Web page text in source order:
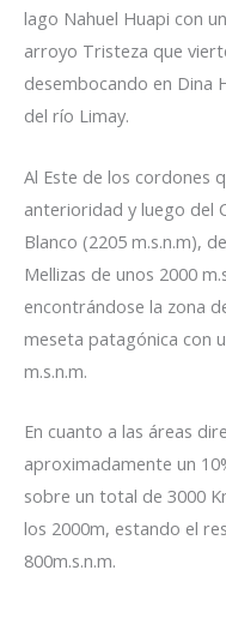
lago Nahuel Huapi con
arroyo Tristeza que
desembocando en Dina
del río Limay.
Al Este de los cordones
anterioridad y luego del
Blanco (2205 m.s.n.m),
Mellizas de unos 2000
encontrándose la zona
meseta patagónica con
m.s.n.m.
En cuanto a las áreas
aproximadamente un
sobre un total de 3000
los 2000m, estando el
800m.s.n.m.